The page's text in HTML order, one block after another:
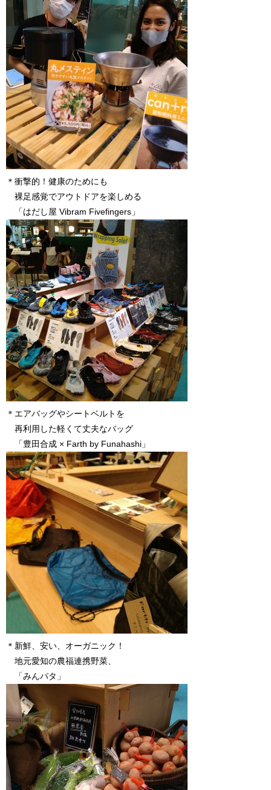
＊衝撃的！健康のためにも
裸足感覚でアウトドアを楽しめる
「はだし屋 Vibram Fivefingers」
＊エアバッグやシートベルトを
再利用した軽くて丈夫なバッグ
「豊田合成 × Farth by Funahashi」
＊新鮮、安い、オーガニック！
地元愛知の農福連携野菜、
「みんパタ」